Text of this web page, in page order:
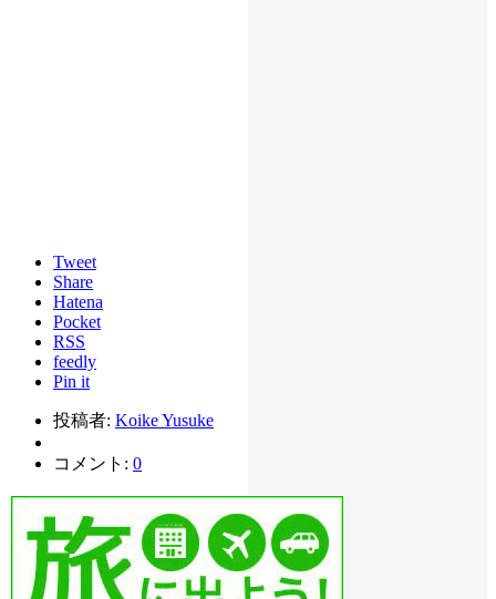
Tweet
Share
Hatena
Pocket
RSS
feedly
Pin it
投稿者: Koike Yusuke
コメント: 0